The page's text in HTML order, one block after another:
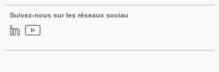
Suivez-nous sur les réseaux sociau